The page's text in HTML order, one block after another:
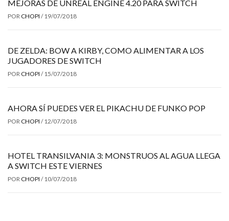
MEJORAS DE UNREAL ENGINE 4.20 PARA SWITCH
POR CHOPI / 19/07/2018
DE ZELDA: BOW A KIRBY, COMO ALIMENTAR A LOS
JUGADORES DE SWITCH
POR CHOPI / 15/07/2018
AHORA SÍ PUEDES VER EL PIKACHU DE FUNKO POP
POR CHOPI / 12/07/2018
HOTEL TRANSILVANIA 3: MONSTRUOS AL AGUA LLEGA
A SWITCH ESTE VIERNES
POR CHOPI / 10/07/2018